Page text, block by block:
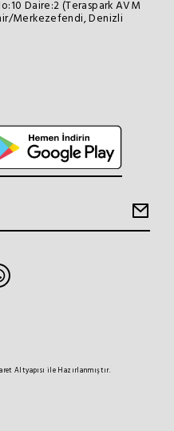
Daire:2 (Teraspark AVM
Merkezefendi, Denizli
Altyapısı ile Hazırlanmıştır.